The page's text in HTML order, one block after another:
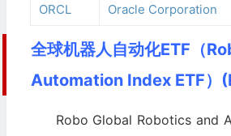
ORCL Oracle Corporation
全球机器人自动化ETF（
Automation Index ETF）
Robo Global Robotics and